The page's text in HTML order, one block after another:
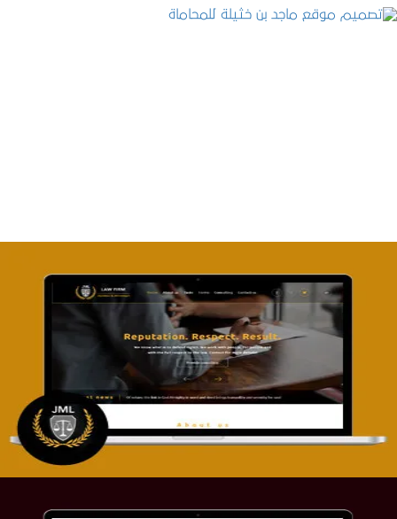
تصميم موقع آل جبار والمزارقة للمحاماة
التفاصيل